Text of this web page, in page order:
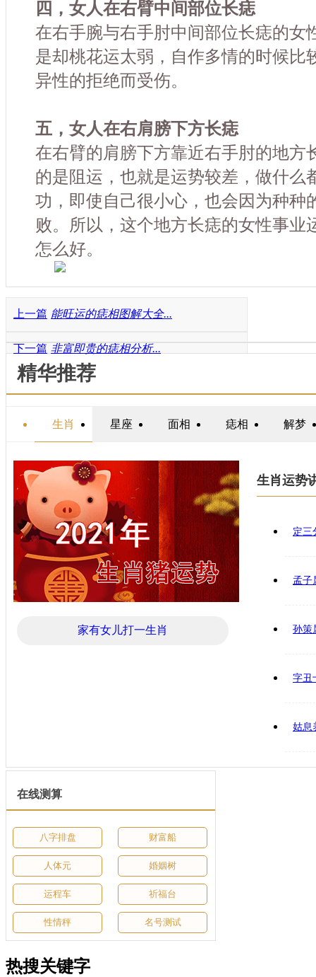
四，女人在右臂中间部位长痣
在右手腕与右手肘中间部位长痣的女
是却桃花运太弱，自作多情的时候比
异性的拒绝而受伤。
五，女人在右肩膀下方长痣
在右臂的肩膀下方靠近右手肘的地方
的是阻运，也就是运势较差，做什么
功，即使自己很小心，也会因为种种
败。所以，这个地方长痣的女性事业
怎么好。
上一篇 能旺运的痣相图解大全...
下一篇 非富即贵的痣相分析...
精华推荐
生肖 星座 面相 痣相 解梦
家有女儿打一生肖
生肖运势
定三
孟子
孙策
字丑
姑息
在线测算
八字排盘 财富船
人体元 婚姻树
运程车 祈福台
性情秤 名号测试
热搜关键字